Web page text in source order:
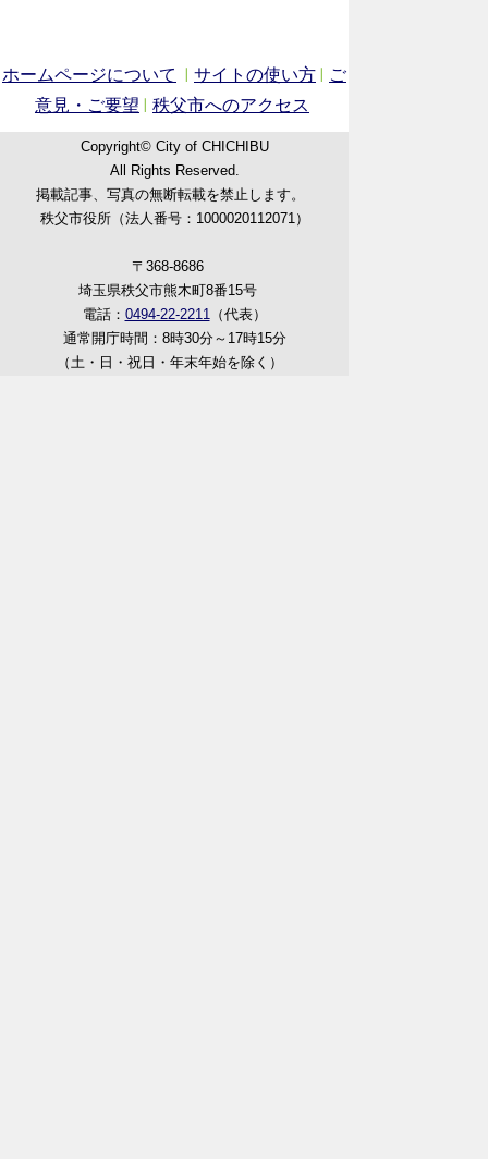
ホームページについて サイトの使い方
ご
意見・ご要望
秩父市へのアクセス
Copyright© City of CHICHIBU
All Rights Reserved.
掲載記事、写真の無断転載を禁止します。
秩父市役所（法人番号：1000020112071）
〒368-8686
埼玉県秩父市熊木町8番15号
電話： 0494-22-2211
（代表）
通常開庁時間：8時30分～17時15分
（土・日・祝日・年末年始を除く）